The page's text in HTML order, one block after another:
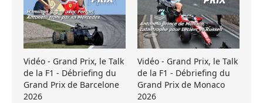
Vidéo - Grand Prix, le Talk
de la F1 - Débriefing du
Grand Prix de Barcelone
2026
Vidéo - Grand Prix, le Talk
de la F1 - Débriefing du
Grand Prix de Monaco
2026